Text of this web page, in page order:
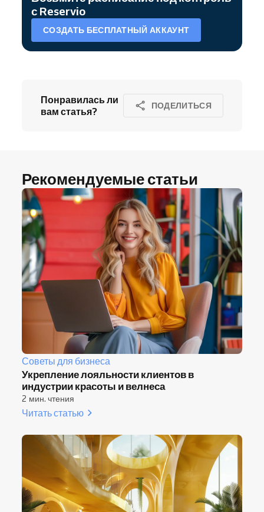
с Reservio
СОЗДАТЬ БЕСПЛАТНЫЙ АККАУНТ
Понравилась ли
вам статья?
ПОДЕЛИТЬСЯ
Рекомендуемые статьи
Советы для бизнеса
Укрепление лояльности клиентов в
индустрии красоты и велнеса
2 мин. чтения
Читать статью